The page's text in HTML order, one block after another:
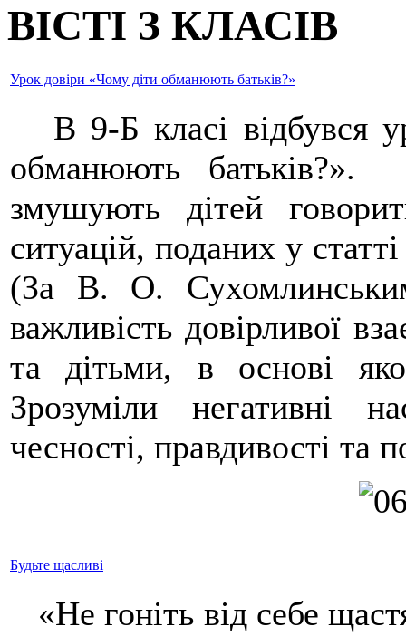
ВІСТІ З КЛАСІВ
Урок довіри «Чому діти обманюють батьків?»
В 9-Б класі відбувся
обманюють батьків?».
змушують дітей
ситуацій, поданих у
(За В. О.
важливість довірливої
та дітьми, в основі
Зрозуміли негативні
чесності, правдивості та
Будьте щасливі
«Не гоніть від себе